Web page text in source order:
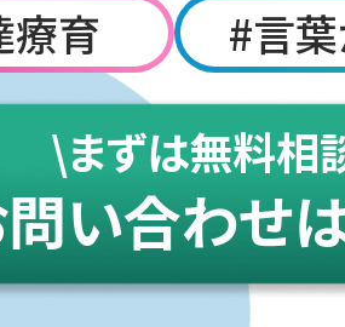
療育 #言
\まずは無料相
い合わせ